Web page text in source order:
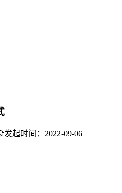
发起时间：2022-09-06